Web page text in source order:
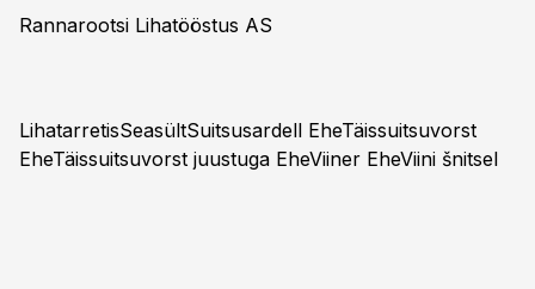
Rannarootsi Lihatööstus AS
LihatarretisSeasültSuitsusardell EheTäissuitsuvorst
EheTäissuitsuvorst juustuga EheViiner EheViini šnitsel